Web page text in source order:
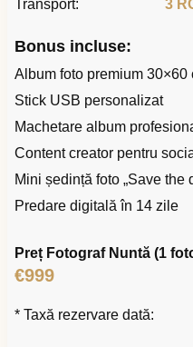
Transport:
3
Bonus incluse:
Album foto premium 30×60
Stick USB personalizat
Machetare album
Content creator pentru
Mini ședință foto „Save the
Predare digitală în 14 zile
Preț Fotograf Nuntă (1
€999
* Taxă rezervare dată: